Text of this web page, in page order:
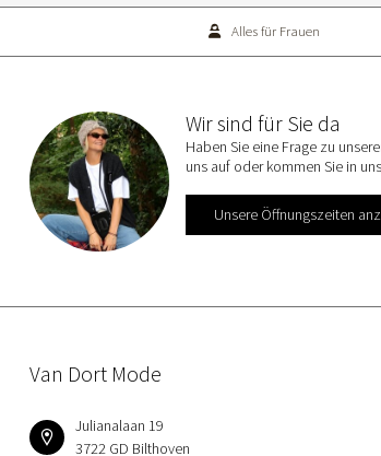
Alles für Frauen
Wir sind für Sie da
Haben Sie eine Frage zu
uns auf oder kommen Sie in
Unsere Öffnungszeiten
Van Dort Mode
Julianalaan 19
3722 GD Bilthoven